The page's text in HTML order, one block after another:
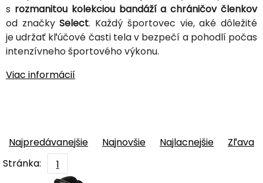
s rozmanitou kolekciou bandáží a chráničov členkov
od značkySelect. Každý športovec vie, aké dôležité
je udržať kľúčové časti tela v bezpečí a pohodlí počas
intenzívneho športového výkonu.
Viac informácií
Najpredávanejšie Najnovšie Najlacnejšie
Zľava
Stránka:
1